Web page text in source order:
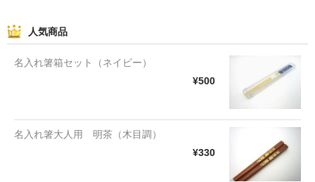
人気商品
名入れ箸箱セット（ネイビー）
¥500
名入れ箸大人用 明茶（木目調）
¥330